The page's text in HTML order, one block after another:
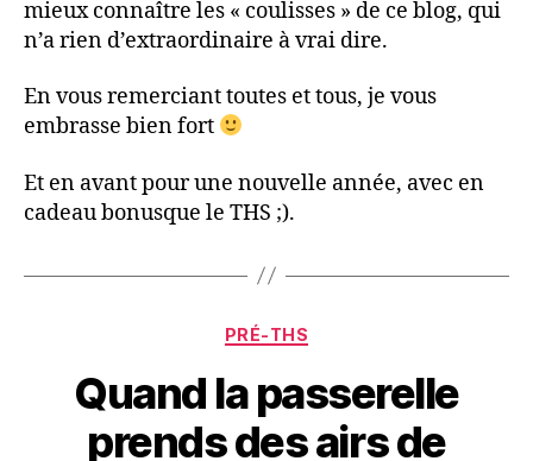
mieux connaître les « coulisses » de ce blog, qui
n’a rien d’extraordinaire à vrai dire.
En vous remerciant toutes et tous, je vous
embrasse bien fort
Et en avant pour une nouvelle année, avec en
cadeau bonusque le THS ;).
Catégories
PRÉ-THS
Quand la passerelle
prends des airs de